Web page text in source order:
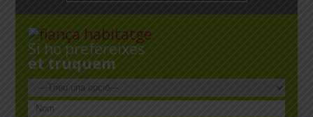
Si ho prefereixes
et truquem